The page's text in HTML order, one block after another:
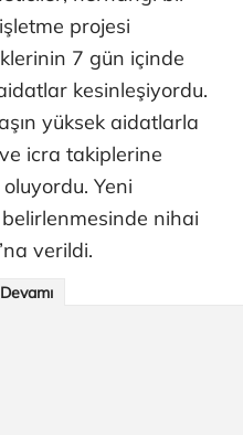
işletme projesi
7 gün içinde
kesinleşiyordu.
yüksek aidatlarla
icra takiplerine
Yeni
nihai
verildi.